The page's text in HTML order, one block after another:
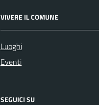
VIVERE IL COMUNE
Luoghi
Eventi
SEGUICI SU